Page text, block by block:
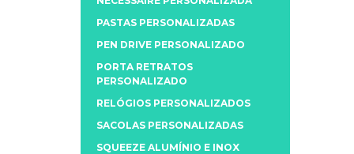
PASTAS PERSONALIZADAS
PEN DRIVE PERSONALIZADO
PORTA RETRATOS
PERSONALIZADO
RELÓGIOS PERSONALIZADOS
SACOLAS PERSONALIZADAS
SQUEEZE ALUMÍNIO E INOX